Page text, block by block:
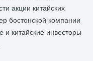
акции китайских
бостонской компании
китайские инвесторы